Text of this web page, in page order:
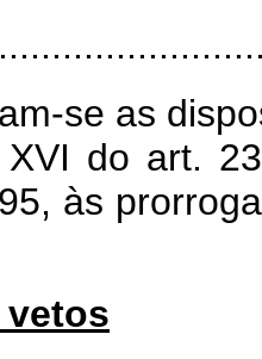
se as
do art.
às
vetos